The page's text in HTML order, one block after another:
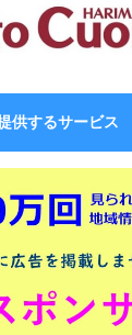
供するサービス